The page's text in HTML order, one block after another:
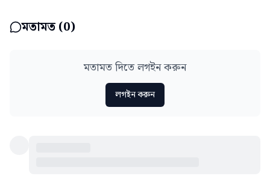
মতামত (0)
মতামত দিতে লগইন করুন
লগইন করুন